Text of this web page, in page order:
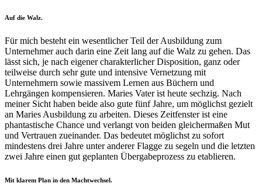
Auf die Walz.
Für mich besteht ein wesentlicher Teil der Ausbildung zum
Unternehmer auch darin eine Zeit lang auf die Walz zu gehen. Das
lässt sich, je nach eigener charakterlicher Disposition, ganz oder
teilweise durch sehr gute und intensive Vernetzung mit
Unternehmern sowie massivem Lernen aus Büchern und
Lehrgängen kompensieren. Maries Vater ist heute sechzig. Nach
meiner Sicht haben beide also gute fünf Jahre, um möglichst gezielt
an Maries Ausbildung zu arbeiten. Dieses Zeitfenster ist eine
phantastische Chance und verlangt von beiden gleichermaßen Mut
und Vertrauen zueinander. Das bedeutet möglichst zu sofort
mindestens drei Jahre unter anderer Flagge zu segeln und die letzten
zwei Jahre einen gut geplanten Übergabeprozess zu etablieren.
Mit klarem Plan in den Machtwechsel.